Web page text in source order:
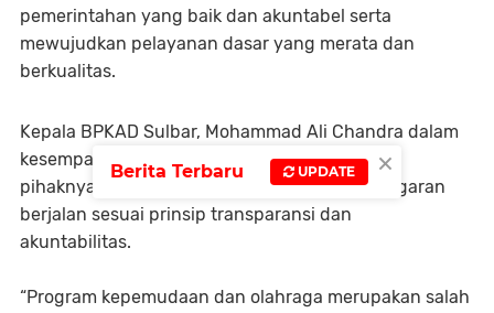
pemerintahan yang baik dan akuntabel serta
mewujudkan pelayanan dasar yang merata dan
berkualitas.
Kepala BPKAD Sulbar, Mohammad Ali Chandra dalam
kesempatan tersebut, menegaskan komitmen
pihaknya untuk memastikan pengelolaan anggaran
berjalan sesuai prinsip transparansi dan
akuntabilitas.
“Program kepemudaan dan olahraga merupakan salah
×
Berita Terbaru UPDATE